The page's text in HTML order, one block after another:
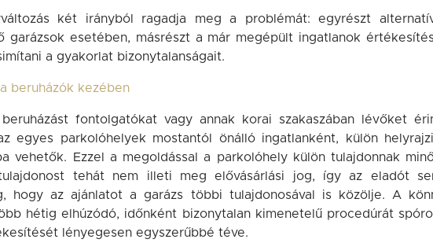
két irányból ragadja meg a problémát: egyrészt
garázsok esetében, másrészt a már megépült ingatlanok
a gyakorlat bizonytalanságait.
beruházók kezében
fontolgatókat vagy annak korai szakaszában lévőket
egyes parkolóhelyek mostantól önálló ingatlanként, külön
vehetők. Ezzel a megoldással a parkolóhely külön tulajdonnak
tehát nem illeti meg elővásárlási jog, így az eladót
hogy az ajánlatot a garázs többi tulajdonosával is közölje. A
hétig elhúzódó, időnként bizonytalan kimenetelű procedúrát
lényegesen egyszerűbbé téve.